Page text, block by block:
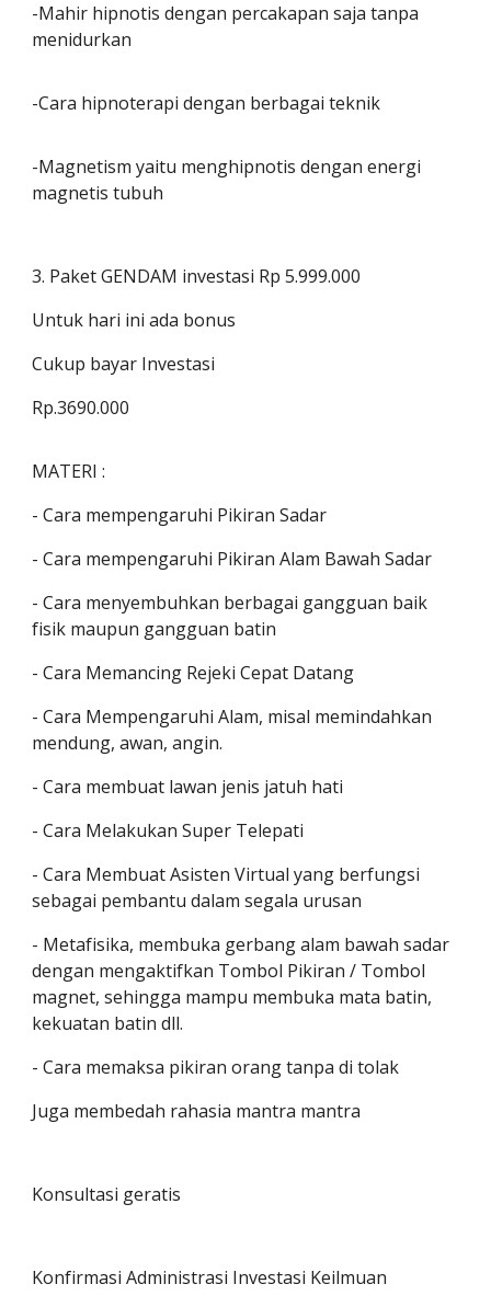
-Mahir hipnotis dengan percakapan saja tanpa
menidurkan
-Cara hipnoterapi dengan berbagai teknik
-Magnetism yaitu menghipnotis dengan energi
magnetis tubuh
3. Paket GENDAM investasi Rp 5.999.000
Untuk hari ini ada bonus
Cukup bayar Investasi
Rp.3690.000
MATERI :
- Cara mempengaruhi Pikiran Sadar
- Cara mempengaruhi Pikiran Alam Bawah Sadar
- Cara menyembuhkan berbagai gangguan baik
fisik maupun gangguan batin
- Cara Memancing Rejeki Cepat Datang
- Cara Mempengaruhi Alam, misal memindahkan
mendung, awan, angin.
- Cara membuat lawan jenis jatuh hati
- Cara Melakukan Super Telepati
- Cara Membuat Asisten Virtual yang berfungsi
sebagai pembantu dalam segala urusan
- Metafisika, membuka gerbang alam bawah sadar
dengan mengaktifkan Tombol Pikiran / Tombol
magnet, sehingga mampu membuka mata batin,
kekuatan batin dll.
- Cara memaksa pikiran orang tanpa di tolak
Juga membedah rahasia mantra mantra
Konsultasi geratis
Konfirmasi Administrasi Investasi Keilmuan